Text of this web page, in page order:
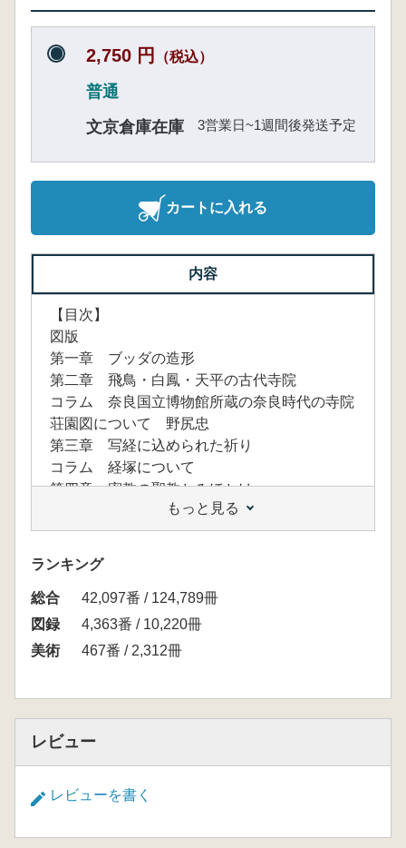
2,750 円 （税込）
普通
文京倉庫在庫
3営業日~1週間後発送予定
カートに入れる
内容
【目次】
図版
第一章 ブッダの造形
第二章 飛鳥・白鳳・天平の古代寺院
コラム 奈良国立博物館所蔵の奈良時代の寺院
荘園図について 野尻忠
第三章 写経に込められた祈り
コラム 経塚について
第四章 密教の聖教とみほとけ
第五章 仏教儀礼の荘厳
コラム 密教法具の旅 内藤栄
第六章 地獄極楽と浄土教の美術
第七章 神と仏が織りなす美
コラム 春日曼荼羅と奈良博 谷口耕生
第八章 高層のすがた
第九章 南都ゆかりの仏教美術
彫刻 奈良博の仏教コレクション 種類と時
絵画 奈良博の仏画コレクション 谷口耕生
書跡 古写経と古代文字史料 奈良博の書跡コ
もっと見る
ランキング
総合
42,097番 / 124,789冊
図録
4,363番 / 10,220冊
美術
467番 / 2,312冊
レビュー
レビューを書く